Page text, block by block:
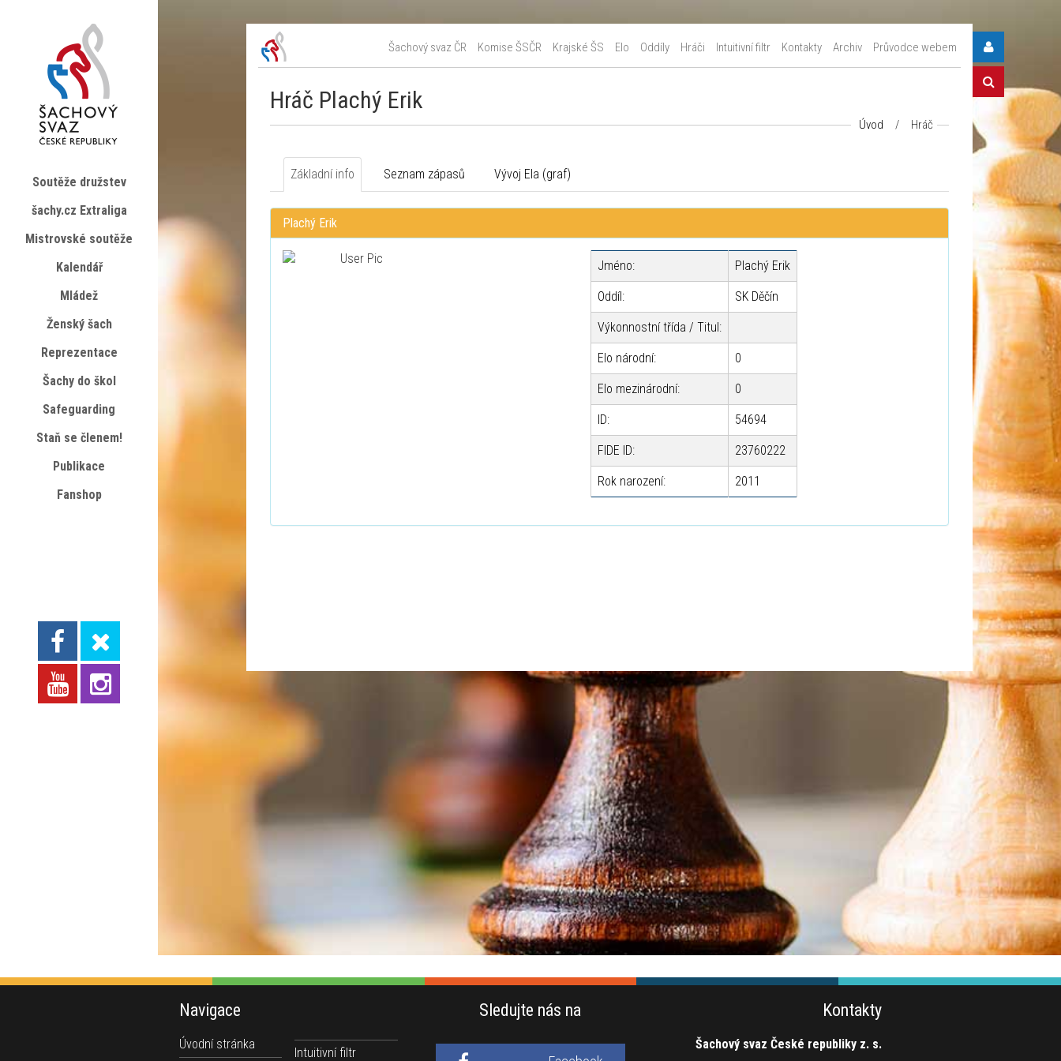
Šachový svaz ČR Komise ŠSČR Krajské ŠS Elo Oddíly Hráči Intuitivní filtr Kontakty Archiv Průvodce webem
Hráč Plachý Erik
Úvod / Hráč
Základní info Seznam zápasů Vývoj Ela (graf)
Plachý Erik
Jméno: Plachý Erik
Oddíl: SK Děčín
Výkonnostní třída / Titul:
Elo národní: 0
Elo mezinárodní: 0
ID: 54694
FIDE ID: 23760222
Rok narození: 2011
Soutěže družstev
šachy.cz Extraliga
Mistrovské soutěže
Kalendář
Mládež
Ženský šach
Reprezentace
Šachy do škol
Safeguarding
Staň se členem!
Publikace
Fanshop
Navigace
Úvodní stránka
Intuitivní filtr
Sledujte nás na Kontakty
Šachový svaz České republiky z. s.